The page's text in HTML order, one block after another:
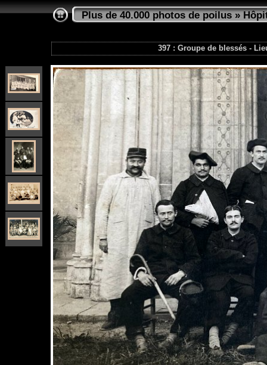
Plus de 40.000 photos de poilus»
397 : Groupe de blessés -